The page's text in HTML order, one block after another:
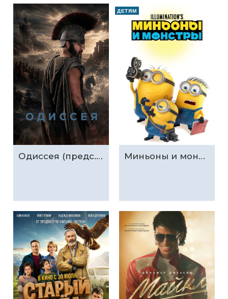
Одиссея (предс.обсл. & Три добрых дела)
ДЕТЯМ
Миньоны и монстры (предс.обсл. & Три добрых дела)